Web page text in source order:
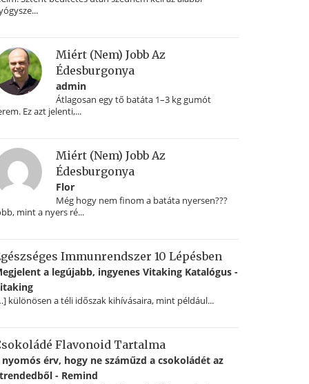
Miért (nem) Jobb Az
Édesburgonya
admin
Átlagosan egy tő batáta 1–3 kg gumót
Ez azt jelenti,...
Miért (nem) Jobb Az
Édesburgonya
Flor
Még hogy nem finom a batáta nyersen???
mint a nyers ré...
Immunrendszer 10 Lépésben
a legújabb, ingyenes Vitaking Katalógus -
különösen a téli időszak kihívásaira, mint például...
Flavonoid Tartalma
nyomós érv, hogy ne száműzd a csokoládét az
- Remind